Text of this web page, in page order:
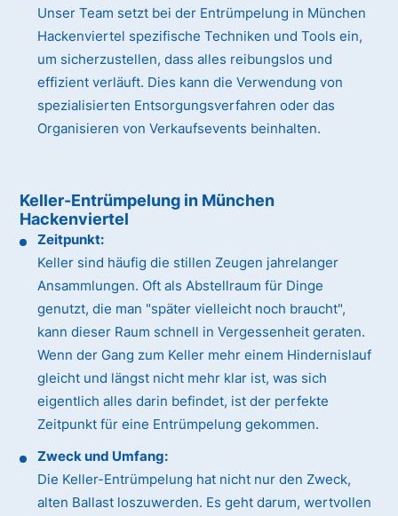
Unser Team setzt bei der Entrümpelung in München
Hackenviertel spezifische Techniken und Tools ein,
um sicherzustellen, dass alles reibungslos und
effizient verläuft. Dies kann die Verwendung von
spezialisierten Entsorgungsverfahren oder das
Organisieren von Verkaufsevents beinhalten.
Keller-Entrümpelung in München
Hackenviertel
Zeitpunkt:
Keller sind häufig die stillen Zeugen jahrelanger
Ansammlungen. Oft als Abstellraum für Dinge
genutzt, die man "später vielleicht noch braucht",
kann dieser Raum schnell in Vergessenheit geraten.
Wenn der Gang zum Keller mehr einem Hindernislauf
gleicht und längst nicht mehr klar ist, was sich
eigentlich alles darin befindet, ist der perfekte
Zeitpunkt für eine Entrümpelung gekommen.
Zweck und Umfang:
Die Keller-Entrümpelung hat nicht nur den Zweck,
alten Ballast loszuwerden. Es geht darum, wertvollen